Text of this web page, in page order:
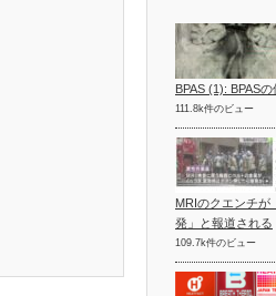
BPAS (1): BPAS
111.8k件のビュー
MRIのクエンチが
発」と報道される
109.7k件のビュー